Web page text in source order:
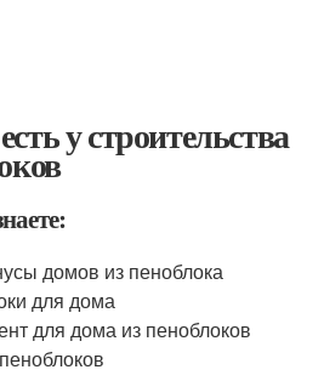
у строительства
домов из пеноблока
для дома
для дома из пеноблоков